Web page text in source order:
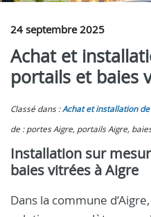
24 septembre 2025
Achat et
portails et baies
Classé dans :Achat et installation
de : portes Aigre, portails Aigre,
Installation sur
baies vitrées à Aigre
Dans la commune